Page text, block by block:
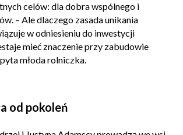
celów: dla dobra wspólnego i
– Ale dlaczego zasada unikania
w odniesieniu do inwestycji
mieć znaczenie przy zabudowie
młoda rolniczka.
od pokoleń